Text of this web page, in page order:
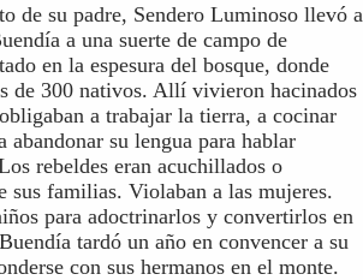
de su padre, Sendero Luminoso llevó a
a una suerte de campo de
en la espesura del bosque, donde
de 300 nativos. Allí vivieron hacinados
a trabajar la tierra, a cocinar
abandonar su lengua para hablar
rebeldes eran acuchillados o
sus familias. Violaban a las mujeres.
para adoctrinarlos y convertirlos en
tardó un año en convencer a su
con sus hermanos en el monte.